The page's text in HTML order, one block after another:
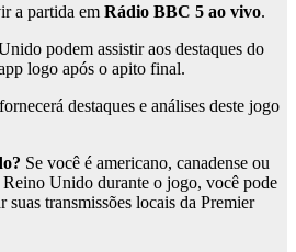
a partida em Rádio BBC 5 ao vivo.
podem assistir aos destaques do
logo após o apito final.
destaques e análises deste jogo
Se você é americano, canadense ou
Unido durante o jogo, você pode
suas transmissões locais da Premier